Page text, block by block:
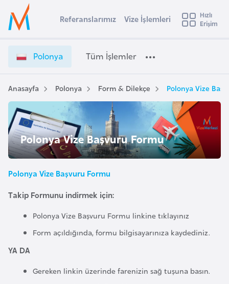
Ülke Seçimi
Başvuru yapmak istediğiniz ülkeyi seçin
Üye
Girişi
o
o
n
a
i
z
e
İ
ş
e
l
e
e
t
ş
i
Referanslarımız Vize İşlemleri
Hızlı
Erişim
Polonya Tüm İşlemler
Anasayfa Polonya Form & Dilekçe Polonya Vize
Polonya Vize Başvuru Formu
Polonya Vize Başvuru Formu
Takip Formunu indirmek için:
Polonya Vize Başvuru Formu linkine tıklayınız
Form açıldığında, formu bilgisayarınıza kaydediniz.
YA DA
Gereken linkin üzerinde farenizin sağ tuşuna basın.
s
t
r
a
A
v
u
t
u